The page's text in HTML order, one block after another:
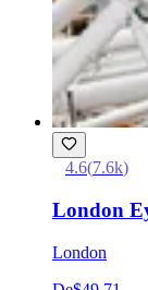
4.6(7.6k)
London
London